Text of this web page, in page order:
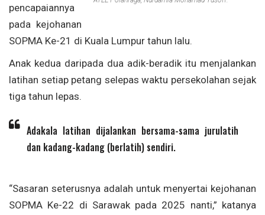
pencapaiannya
pada kejohanan
SOPMA Ke-21 di Kuala Lumpur tahun lalu.
Anak kedua daripada dua adik-beradik itu menjalankan
latihan setiap petang selepas waktu persekolahan sejak
tiga tahun lepas.
Adakala latihan dijalankan bersama-sama jurulatih
dan kadang-kadang (berlatih) sendiri.
“Sasaran seterusnya adalah untuk menyertai kejohanan
SOPMA Ke-22 di Sarawak pada 2025 nanti,” katanya